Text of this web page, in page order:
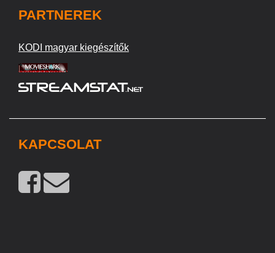
PARTNEREK
KODI magyar kiegészítők
KAPCSOLAT